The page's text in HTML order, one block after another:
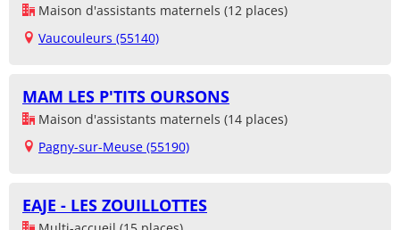
Maison d'assistants maternels (12 places)
Vaucouleurs (55140)
MAM LES P'TITS OURSONS
Maison d'assistants maternels (14 places)
Pagny-sur-Meuse (55190)
EAJE - LES ZOUILLOTTES